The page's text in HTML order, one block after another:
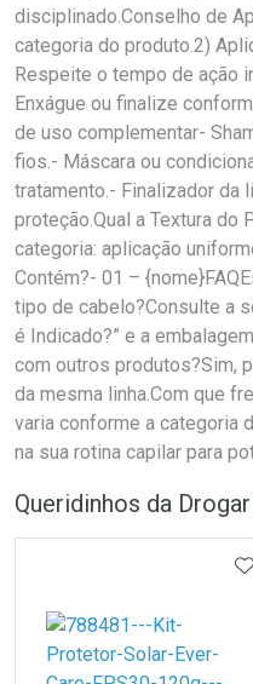
disciplinado.Conselho de
categoria do produto.2)
Respeite o tempo de ação
Enxágue ou finalize
de uso complementar-
fios.- Máscara ou
tratamento.- Finalizador da
proteção.Qual a Textura do
categoria: aplicação
Contém?- 01 –
tipo de cabelo?Consulte a
é Indicado?” e a
com outros produtos?Sim,
da mesma linha.Com que
varia conforme a categoria
na sua rotina capilar para
Queridinhos da